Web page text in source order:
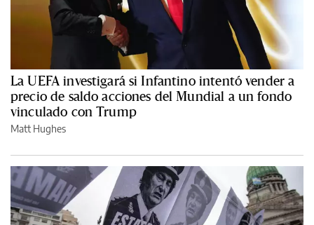
La UEFA investigará si Infantino intentó vender a
precio de saldo acciones del Mundial a un fondo
vinculado con Trump
Matt Hughes